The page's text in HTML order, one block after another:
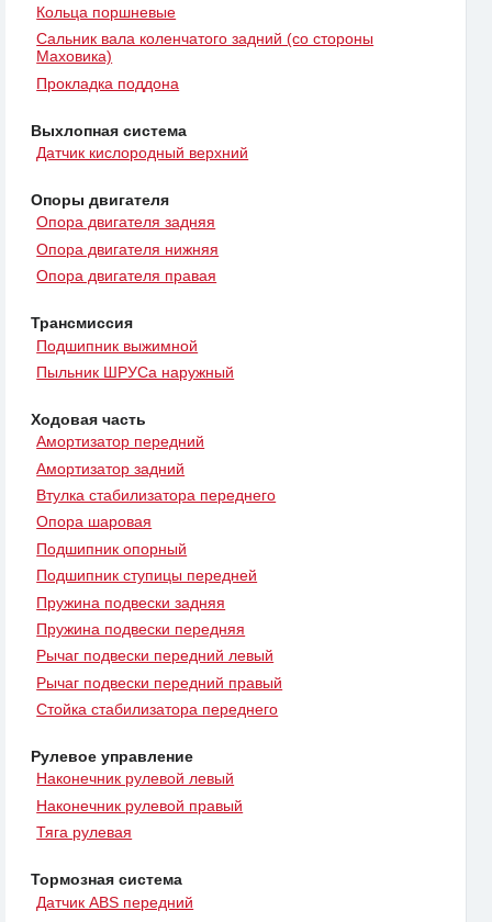
Кольца поршневые
Сальник вала коленчатого задний (со стороны
Маховика)
Прокладка поддона
Выхлопная система
Датчик кислородный верхний
Опоры двигателя
Опора двигателя задняя
Опора двигателя нижняя
Опора двигателя правая
Трансмиссия
Подшипник выжимной
Пыльник ШРУСа наружный
Ходовая часть
Амортизатор передний
Амортизатор задний
Втулка стабилизатора переднего
Опора шаровая
Подшипник опорный
Подшипник ступицы передней
Пружина подвески задняя
Пружина подвески передняя
Рычаг подвески передний левый
Рычаг подвески передний правый
Стойка стабилизатора переднего
Рулевое управление
Наконечник рулевой левый
Наконечник рулевой правый
Тяга рулевая
Тормозная система
Датчик ABS передний